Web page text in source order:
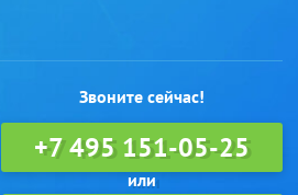
Звоните сейчас!
+7 495 151-05-25